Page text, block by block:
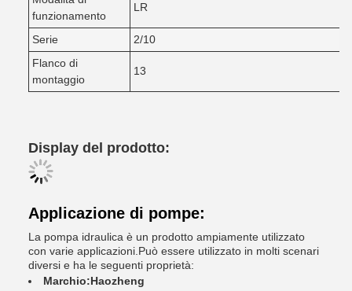
funzionamento
LR
Serie
2/10
Flanco di
montaggio
13
Display del prodotto:
Applicazione di pompe:
La pompa idraulica è un prodotto ampiamente utilizzato
con varie applicazioni.Può essere utilizzato in molti scenari
diversi e ha le seguenti proprietà:
Marchio:Haozheng